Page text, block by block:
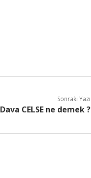
Sonraki Yazı
Dava CELSE ne demek ?